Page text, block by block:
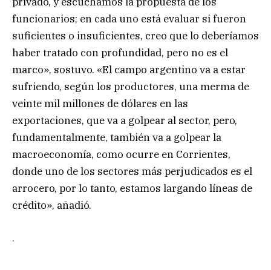
funcionarios; en cada uno está evaluar si fueron
suficientes o insuficientes, creo que lo deberíamos
haber tratado con profundidad, pero no es el
marco», sostuvo. «El campo argentino va a estar
sufriendo, según los productores, una merma de
veinte mil millones de dólares en las
exportaciones, que va a golpear al sector, pero,
fundamentalmente, también va a golpear la
macroeconomía, como ocurre en Corrientes,
donde uno de los sectores más perjudicados es el
arrocero, por lo tanto, estamos largando líneas de
crédito», añadió.
.